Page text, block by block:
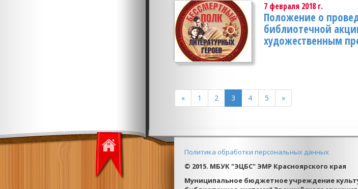
7 февраля 2018 г.
Положение о
библиотечной
художественным
« 1 2 3 4 5 »
Политика обработки персональных данных
© 2015. МБУК "ЭЦБС" ЭМР Красноярского края
Муниципальное бюджетное учреждение